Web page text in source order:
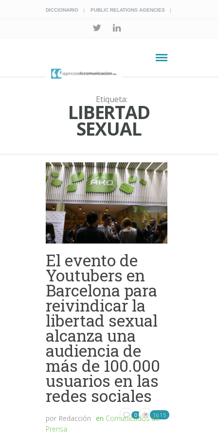
DICCIONARIO PUBLIC RELATIONS AGENCIES
Etiqueta:
LIBERTAD
SEXUAL
El evento de
Youtubers en
Barcelona para
reivindicar la
libertad sexual
alcanza una
audiencia de
más de 100.000
usuarios en las
redes sociales
por Redacción en Comunicados de
Prensa
0 1615